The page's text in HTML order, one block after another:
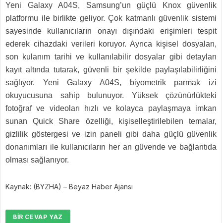
Yeni Galaxy A04S, Samsung’un güçlü Knox güvenlik
platformu ile birlikte geliyor. Çok katmanlı güvenlik sistemi
sayesinde kullanıcıların onayı dışındaki erişimleri tespit
ederek cihazdaki verileri koruyor. Ayrıca kişisel dosyaları,
son kulanım tarihi ve kullanılabilir dosyalar gibi detayları
kayıt altında tutarak, güvenli bir şekilde paylaşılabilirliğini
sağlıyor. Yeni Galaxy A04S, biyometrik parmak izi
okuyucusuna sahip bulunuyor. Yüksek çözünürlükteki
fotoğraf ve videoları hızlı ve kolayca paylaşmaya imkan
sunan Quick Share özelliği, kişiselleştirilebilen temalar,
gizlilik göstergesi ve izin paneli gibi daha güçlü güvenlik
donanımları ile kullanıcıların her an güvende ve bağlantıda
olması sağlanıyor.
Kaynak: (BYZHA) – Beyaz Haber Ajansı
BIR CEVAP YAZ